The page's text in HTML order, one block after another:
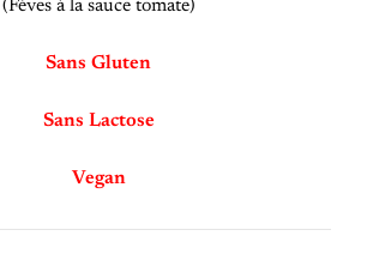
(Fèves à la sauce tomate)
Sans Gluten
Sans Lactose
Vegan